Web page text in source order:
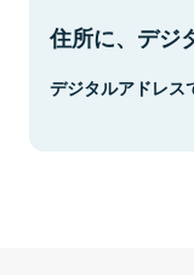
住所に、デジ
デジタルアドレス